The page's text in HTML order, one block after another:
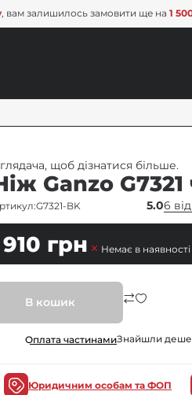
, вам залишилось замовити ще на 1
щоб дізнатися більше.
Ganzo
G7321-BK 5.06
910 грн Немає в наявності
В кошик
Оплата частинамиЗнайшли
Юридичним особам та ФОП